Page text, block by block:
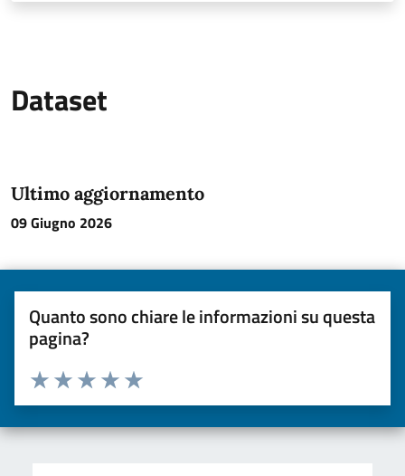
Dataset
Ultimo aggiornamento
09 Giugno 2026
Quanto sono chiare le informazioni su questa
pagina?
Valuta da 1 a 5 stelle la pagina
Valuta 5 stelle su 5
Valuta 4 stelle su 5
Valuta 3 stelle su 5
Valuta 2 stelle su 5
Valuta una stella su 5